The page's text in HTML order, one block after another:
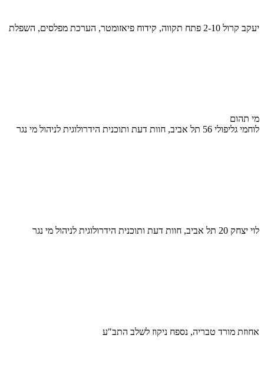
יעקב קרול 2-10 פתח תקווה, קידוח פיאזומטר, הערכת מפלסים, השפלת
מי תהום
לוחמי גליפולי 56 תל אביב, חוות דעת ותוכנית הידרולוגית לניהול מי נגר
לוי יצחק 20 תל אביב, חוות דעת ותוכנית הידרולוגית לניהול מי נגר
אחוזת מורד טבריה, נספח ניקוז לשלב התב"ע